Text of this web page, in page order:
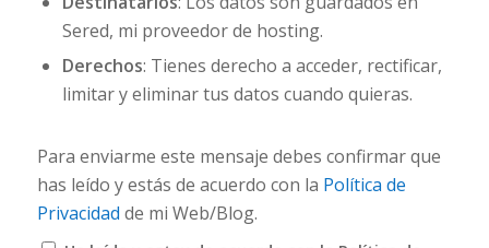
Sered, mi proveedor de hosting.
Derechos: Tienes derecho a acceder, rectificar,
limitar y ​eliminar tus datos ​cuando quieras.
Para enviarme este mensaje debes confirmar que
has leído y estás de acuerdo con la Política de
Privacidad de mi Web/Blog.